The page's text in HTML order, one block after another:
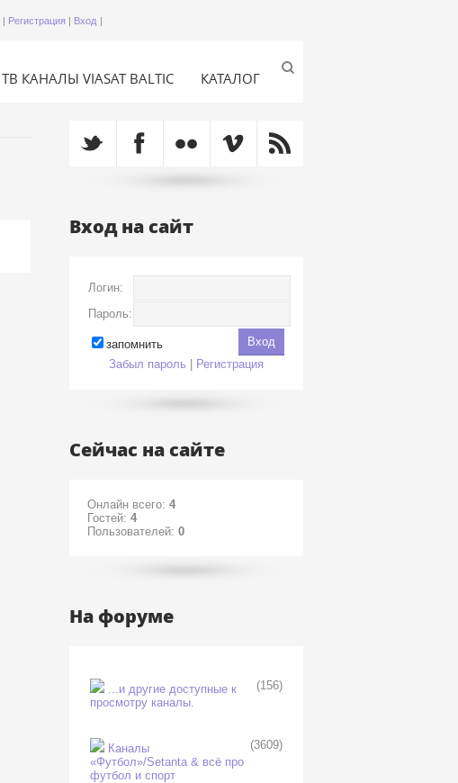
| Регистрация | Вход |
ТВ КАНАЛЫ VIASAT BALTIC КАТАЛОГ
Вход на сайт
Логин:
Пароль:
запомнить
Забыл пароль
Регистрация
Сейчас на сайте
Онлайн всего: 4
Гостей: 4
Пользователей: 0
На форуме
...и другие доступные к
просмотру каналы.
(156)
Каналы
«Футбол»/Setanta & всё про
футбол и спорт
(3609)